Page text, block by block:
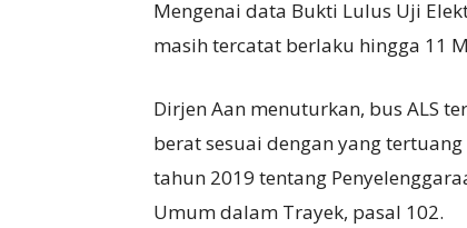
Mengenai data Bukti Lulus Uji
masih tercatat berlaku hingga 11
Dirjen Aan menuturkan, bus ALS
berat sesuai dengan yang
tahun 2019 tentang
Umum dalam Trayek, pasal 102.